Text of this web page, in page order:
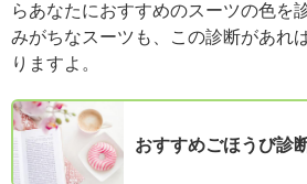
らあなたにおすすめのスーツの色を
みがちなスーツも、この診断があれ
りますよ。
おすすめごほうび診